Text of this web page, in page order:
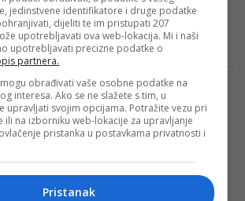
za jedan od najopasnijih
tandema…
Hećimović·24/04/2026
pronašao idealnu zamjenu za
München ne može bez Harryja
i zato mu je potrebna
jedinstvene identifikatore i druge podatke
dijeliti te im pristupati 207
upotrebljavati ova web-lokacija. Mi i naši
upotrebljavati precizne podatke o
partnera.
obrađivati vaše osobne podatke na
interesa. Ako se ne slažete s tim, u
upravljati svojim opcijama. Potražite vezu pri
ili na izborniku web-lokacije za upravljanje
pristanka u postavkama privatnosti i
Pristanak